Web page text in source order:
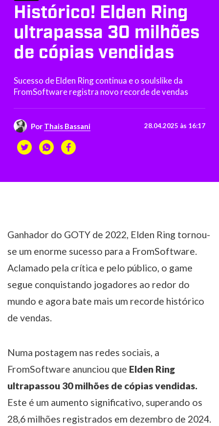
Histórico! Elden Ring
ultrapassa 30 milhões
de cópias vendidas
Sucesso de Elden Ring continua e o soulslike da
FromSoftware registra novo recorde de vendas
Por Thais Bassani 28.04.2025 às 16:17
Ganhador do GOTY de 2022, Elden Ring tornou-
se um enorme sucesso para a FromSoftware.
Aclamado pela crítica e pelo público, o game
segue conquistando jogadores ao redor do
mundo e agora bate mais um recorde histórico
de vendas.
Numa postagem nas redes sociais, a
FromSoftware anunciou que Elden Ring
ultrapassou 30 milhões de cópias vendidas.
Este é um aumento significativo, superando os
28,6 milhões registrados em dezembro de 2024.